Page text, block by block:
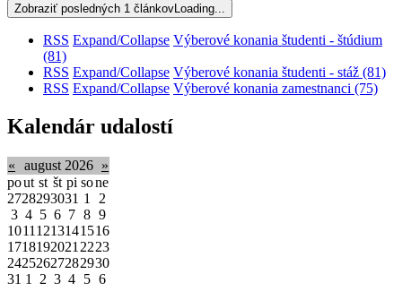
Zobraziť posledných 1 článkovLoading...
RSS Expand/Collapse Výberové konania študenti - štúdium
(81)
RSS Expand/Collapse Výberové konania študenti - stáž (81)
RSS Expand/Collapse Výberové konania zamestnanci (75)
Kalendár udalostí
« august 2026 »
pout st št pi sone
2728293031 1
2
3 4 5 6 7 8 9
1011 1213141516
1718192021 2223
24252627282930
31 1 2 3 4 5 6